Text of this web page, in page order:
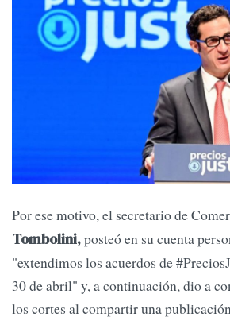
Por ese motivo, el secretario de
Tombolini,posteó en su cuenta
"extendimos los acuerdos de
30 de abril" y, a continuación, dio a
los cortes al compartir una